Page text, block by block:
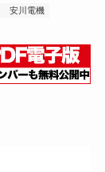
安川電機